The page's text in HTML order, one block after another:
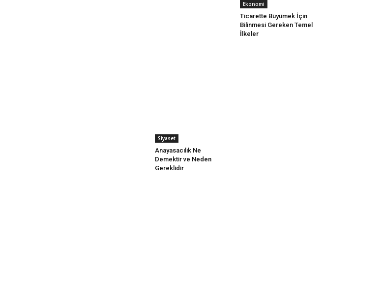
Siyaset
Anayasacılık Ne
Demektir ve Neden
Gereklidir
Ekonomi
Ticarette Büyümek İçin
Bilinmesi Gereken Temel
İlkeler